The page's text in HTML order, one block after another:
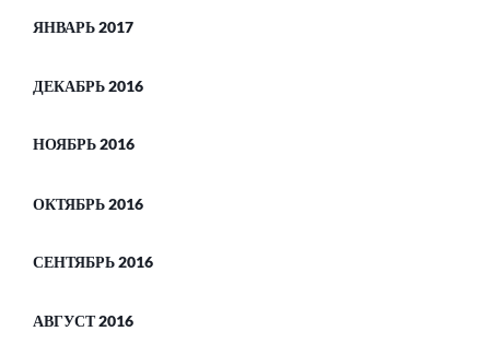
ЯНВАРЬ 2017
ДЕКАБРЬ 2016
НОЯБРЬ 2016
ОКТЯБРЬ 2016
СЕНТЯБРЬ 2016
АВГУСТ 2016